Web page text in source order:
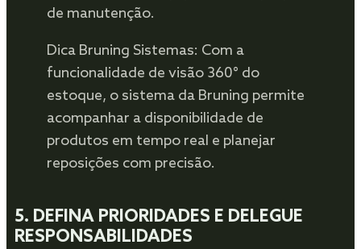
de manutenção.
Dica Bruning Sistemas: Com a
funcionalidade de visão 360° do
estoque, o sistema da Bruning permite
acompanhar a disponibilidade de
produtos em tempo real e planejar
reposições com precisão.
5. DEFINA PRIORIDADES E DELEGUE
RESPONSABILIDADES